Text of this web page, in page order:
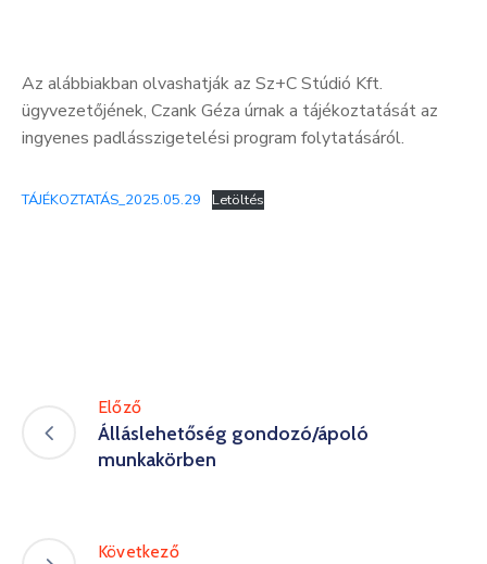
Az alábbiakban olvashatják az Sz+C Stúdió Kft.
ügyvezetőjének, Czank Géza úrnak a tájékoztatását az
ingyenes padlásszigetelési program folytatásáról.
TÁJÉKOZTATÁS_2025.05.29 Letöltés
Előző
Álláslehetőség gondozó/ápoló
munkakörben
Következő